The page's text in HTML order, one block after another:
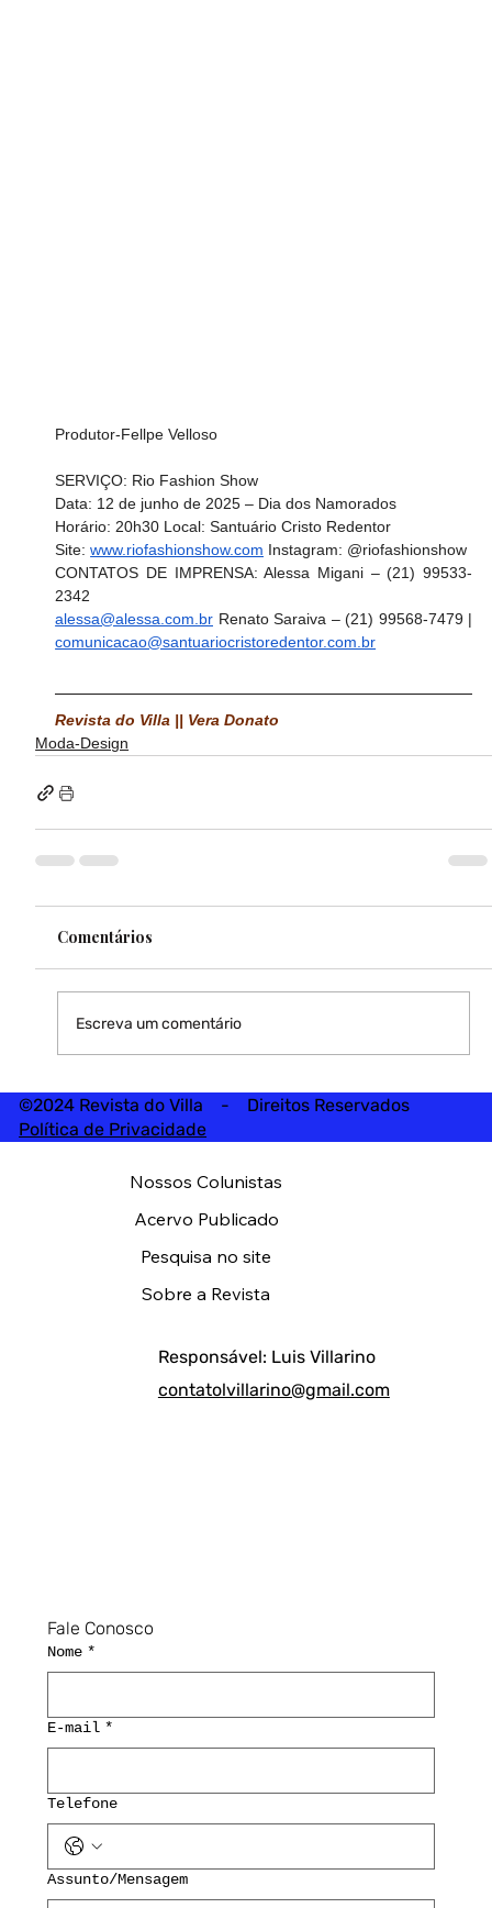
Produtor-Fellpe Velloso
SERVIÇO: Rio Fashion Show
Data: 12 de junho de 2025 – Dia dos Namorados
Horário: 20h30 Local: Santuário Cristo Redentor
Site: www.riofashionshow.com Instagram: @riofashionshow
CONTATOS DE IMPRENSA: Alessa Migani – (21) 99533-
2342
alessa@alessa.com.br
comunicacao@santuariocristoredentor.com.br
Revista do Villa || Vera Donato
Moda-Design
Comentários
Escreva um comentário
©2024 Revista do Villa - Direitos Reservados
Política de Privacidade
Fale Conosco
Nome *
E-mail *
Telefone
Assunto/Mensagem
Responsável: Luis Villarino
contatolvillarino@gmail.com
Nossos Colunistas
Acervo Publicado
Pesquisa no site
Sobre a Revista